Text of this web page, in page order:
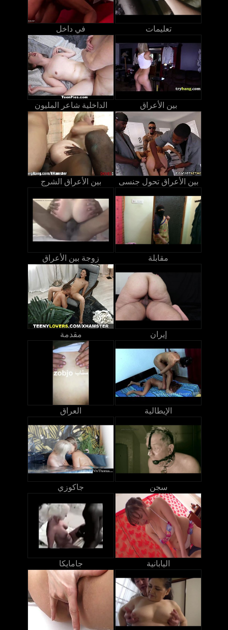
في داخل تعليمات
الداخلية شاعر المليون بين الأعراق
بين الأعراق الشرج بين الأعراق تحول جنسى
زوجة بين الأعراق مقابلة
مقدمة إيران
العراق الإيطالية
جاكوزي سجن
جامايكا اليابانية